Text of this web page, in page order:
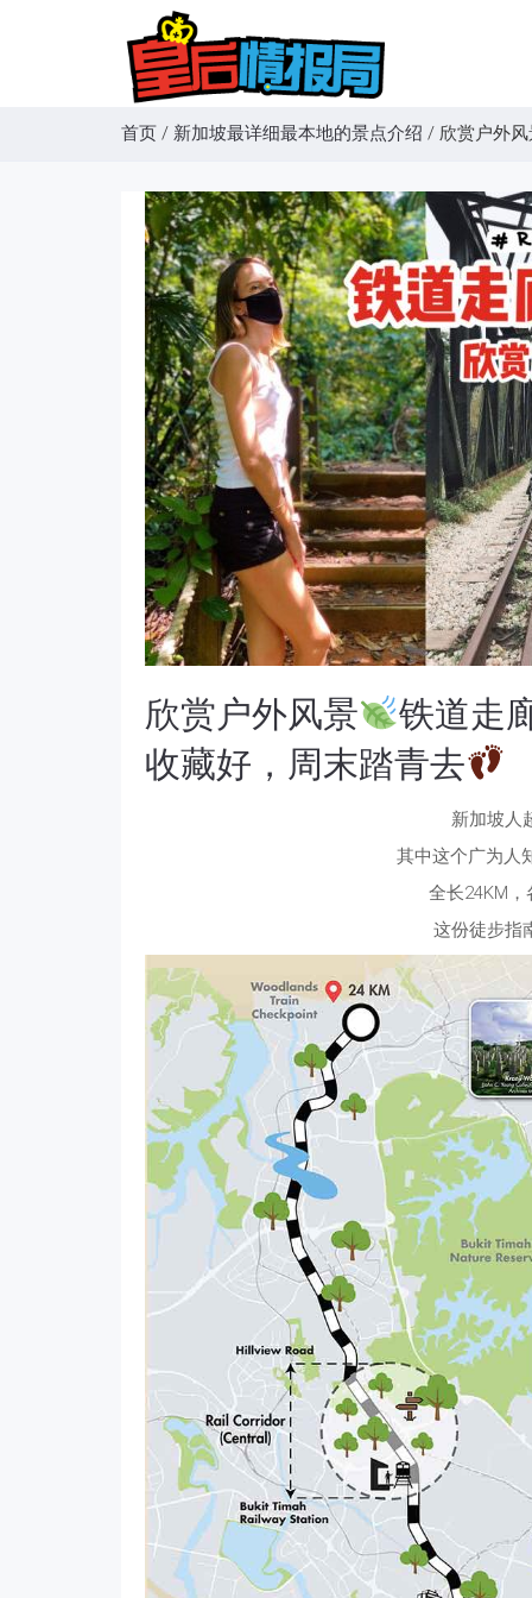
首页 / 新加坡最详细最本地的景点介绍 / 欣赏户外
欣赏户外风景
铁道走
收藏好，周末踏青去
新加坡人
其中这个广为人
全长24KM
这份徒步指